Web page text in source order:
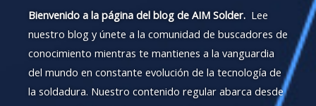
Bienvenido a la página del blog de AIM Solder.Lee
nuestro blog y únete a la comunidad de buscadores de
conocimiento mientras te mantienes a la vanguardia
del mundo en constante evolución de la tecnología de
la soldadura. Nuestro contenido regular abarca desde